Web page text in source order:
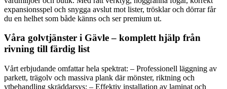
expansionsspel och snygga avslut mot lister, trösklar och dörrar får
du en helhet som både känns och ser premium ut.
Våra golvtjänster i Gävle – komplett hjälp från
rivning till färdig list
Vårt erbjudande omfattar hela spektrat: – Professionell läggning av
parkett, trägolv och massiva plank där mönster, riktning och
ytbehandling skräddarsys; – Effektiv installation av laminat och